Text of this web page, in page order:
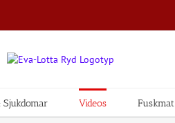
Videos Fuskmat